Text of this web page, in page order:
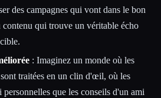
des campagnes qui vont dans le bon
contenu qui trouve un véritable écho
: Imaginez un monde où les
traitées en un clin d'œil, où les
personnelles que les conseils d'un ami